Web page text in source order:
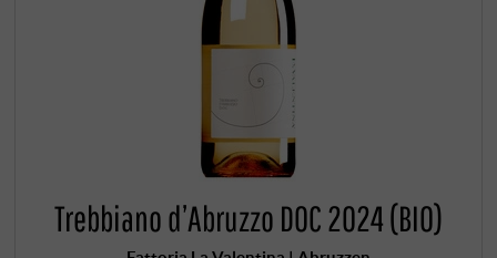
Trebbiano d’Abruzzo DOC 2024 (BIO)